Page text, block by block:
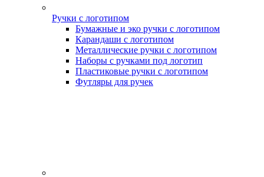
Ручки с логотипом
Бумажные и эко ручки с логотипом
Карандаши с логотипом
Металлические ручки с логотипом
Наборы с ручками под логотип
Пластиковые ручки с логотипом
Футляры для ручек